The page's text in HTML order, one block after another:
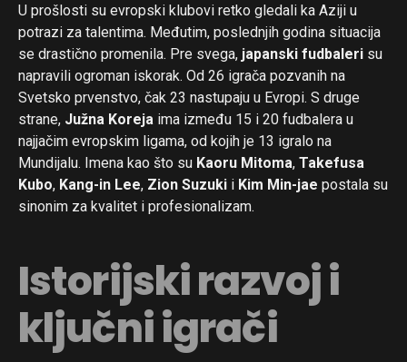
U prošlosti su evropski klubovi retko gledali ka Aziji u
potrazi za talentima. Međutim, poslednjih godina situacija
se drastično promenila. Pre svega, japanski fudbaleri su
napravili ogroman iskorak. Od 26 igrača pozvanih na
Svetsko prvenstvo, čak 23 nastupaju u Evropi. S druge
strane, Južna Koreja ima između 15 i 20 fudbalera u
najjačim evropskim ligama, od kojih je 13 igralo na
Mundijalu. Imena kao što su Kaoru Mitoma, Takefusa
Kubo, Kang-in Lee, Zion Suzuki i Kim Min-jae postala su
sinonim za kvalitet i profesionalizam.
Istorijski razvoj i
ključni igrači